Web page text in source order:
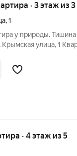
· 3 этаж из 3
,1
у природы.
улица, 1
7 кв.м. Жилая
· 4 этаж из 5